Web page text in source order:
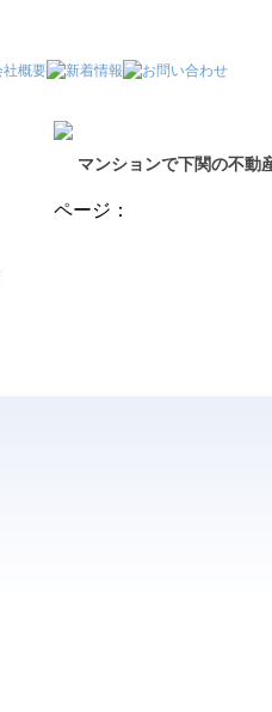
マンションで下関の不動
ページ：